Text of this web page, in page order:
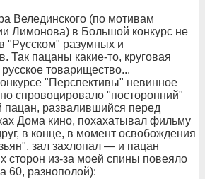
Велединского (по мотивам
Лимонова) в Большой конкурс не
"Русском" разумных и
Так пацаны какие-то, круговая
товарищество...
"Перспективы" невинное
спровоцировало "посторонний"
пацан, развалившийся перед
Дома кино, похахатывал фильму
в конце, в момент освобождения
зал захлопал — и пацан
сторон из-за моей спины повеяло
60, разнополой):